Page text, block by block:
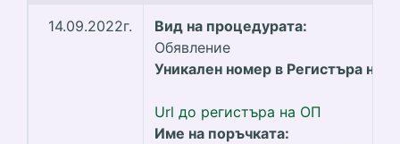
14.09.2022г.
Вид на процедурата:
Обявление
Уникален номер в Регистъра на
Url до регистъра на ОП
Име на поръчката: